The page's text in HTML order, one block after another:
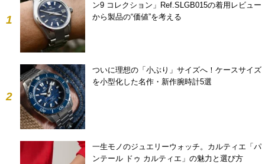
1
ン9 コレクション」Ref.SLGB015の着用レビュー
から製品の“価値”を考える
2
ついに理想の「小ぶり」サイズへ！ケースサイズ
を小型化した名作・新作腕時計5選
一生モノのジュエリーウォッチ。カルティエ「パ
ンテール ドゥ カルティエ」の魅力と選び方